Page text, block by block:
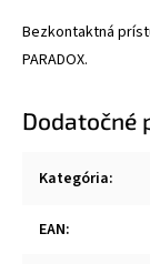
Bezkontaktná
PARADOX.
Dodatočné
Kategória:
EAN: